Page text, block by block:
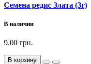
Семена редис Злата (3г)
В наличии
9.00 грн.
В корзину